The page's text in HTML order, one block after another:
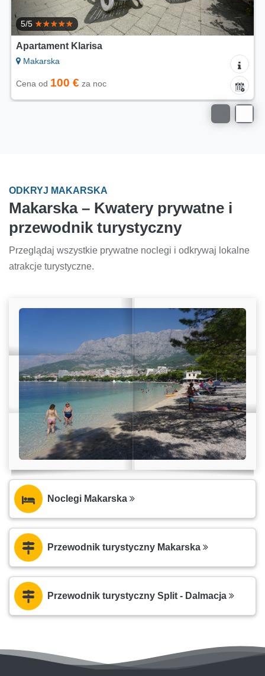
5/5
Apartament Klarisa
Makarska
Cena od 100 € za noc
ODKRYJ MAKARSKA
Makarska – Kwatery prywatne i
przewodnik turystyczny
Przeglądaj wszystkie prywatne noclegi i odkrywaj lokalne
atrakcje turystyczne.
Noclegi Makarska
Przewodnik turystyczny Makarska
Przewodnik turystyczny Split - Dalmacja